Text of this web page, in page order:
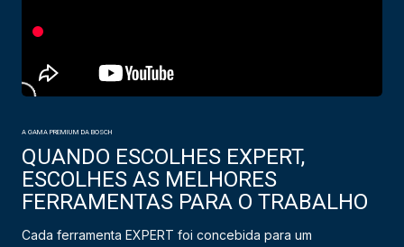
A GAMA PREMIUM DA BOSCH
QUANDO ESCOLHES EXPERT,
ESCOLHES AS MELHORES
FERRAMENTAS PARA O TRABALHO
Cada ferramenta EXPERT foi concebida para um